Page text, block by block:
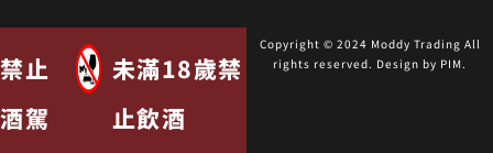
禁止
酒駕
未滿18歲禁
止飲酒
Copyright © 2024 Moddy Trading All
rights reserved. Design by PIM.